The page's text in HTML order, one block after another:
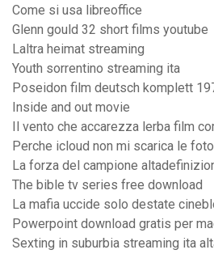
Come si usa libreoffice
Glenn gould 32 short films youtube
Laltra heimat streaming
Youth sorrentino streaming ita
Poseidon film deutsch komplett
Inside and out movie
Il vento che accarezza lerba film
Perche icloud non mi scarica le foto
La forza del campione
The bible tv series free download
La mafia uccide solo destate
Powerpoint download gratis per
Sexting in suburbia streaming ita